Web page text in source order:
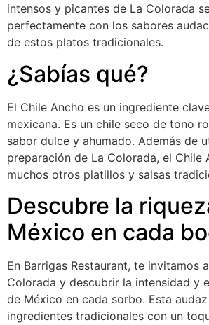
intensos y picantes de La Colorada
perfectamente con los sabores
de estos platos tradicionales.
¿Sabías qué?
El Chile Ancho es un ingrediente
mexicana. Es un chile seco de tono
sabor dulce y ahumado. Además de
preparación de La Colorada, el Chile
muchos otros platillos y salsas
Descubre la
México en cada
En Barrigas Restaurant, te invitamos
Colorada y descubrir la intensidad y
de México en cada sorbo. Esta
ingredientes tradicionales con un